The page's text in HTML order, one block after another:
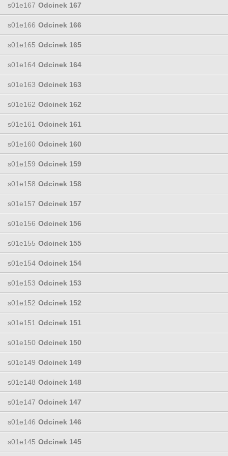
s01e167 Odcinek 167
s01e166 Odcinek 166
s01e165 Odcinek 165
s01e164 Odcinek 164
s01e163 Odcinek 163
s01e162 Odcinek 162
s01e161 Odcinek 161
s01e160 Odcinek 160
s01e159 Odcinek 159
s01e158 Odcinek 158
s01e157 Odcinek 157
s01e156 Odcinek 156
s01e155 Odcinek 155
s01e154 Odcinek 154
s01e153 Odcinek 153
s01e152 Odcinek 152
s01e151 Odcinek 151
s01e150 Odcinek 150
s01e149 Odcinek 149
s01e148 Odcinek 148
s01e147 Odcinek 147
s01e146 Odcinek 146
s01e145 Odcinek 145